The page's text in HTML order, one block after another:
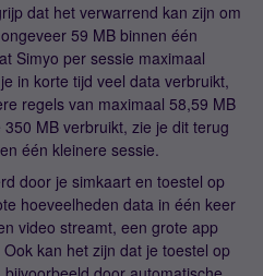
dat het verwarrend kan zijn om
59 MB binnen één
Simyo per sessie maximaal
in korte tijd veel data verbruikt,
regels van maximaal 58,59 MB
MB verbruikt, zie je dit terug
één kleinere sessie.
door je simkaart en toestel op
hoeveelheden data in één keer
video streamt, een grote app
kan het zijn dat je toestel op